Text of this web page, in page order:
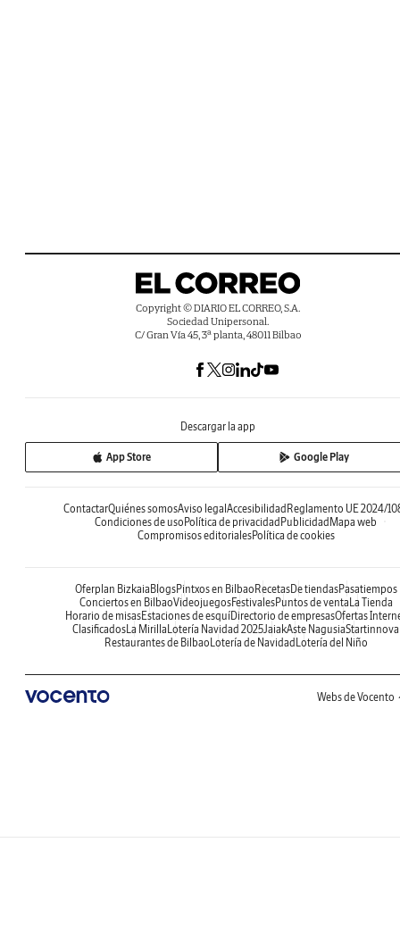
Copyright © DIARIO EL CORREO, S.A.
Sociedad Unipersonal.
C/ Gran Vía 45, 3ª planta, 48011 Bilbao
Descargar la app
App Store Google Play
ContactarQuiénes somosAviso legal Accesibilidad Reglamento UE 2024/
Condiciones de uso Política de privacidad Publicidad Mapa web
Compromisos editorialesPolítica de cookies
Oferplan Bizkaia BlogsPintxos en Bilbao RecetasDe tiendasPasatiempos
Conciertos en BilbaoVideojuegosFestivalesPuntos de venta La Tienda
Horario de misasEstaciones de esquíDirectorio de empresasOfertas
Clasificados La Mirilla Lotería Navidad 2025JaiakAste NagusiaStartinnova
Restaurantes de Bilbao Lotería de Navidad Lotería del Niño
Webs de Vocento